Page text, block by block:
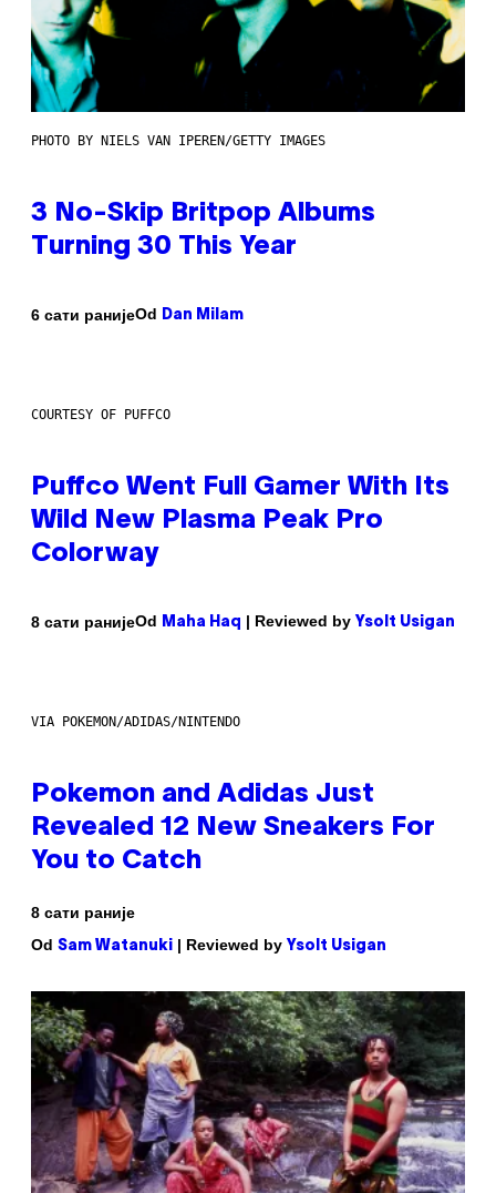
PHOTO BY NIELS VAN IPEREN/GETTY IMAGES
3 No-Skip Britpop Albums
Turning 30 This Year
6 сати ранијеOd Dan Milam
COURTESY OF PUFFCO
Puffco Went Full Gamer With Its
Wild New Plasma Peak Pro
Colorway
8 сати ранијеOd Maha Haq | Reviewed by Ysolt Usigan
VIA POKEMON/ADIDAS/NINTENDO
Pokemon and Adidas Just
Revealed 12 New Sneakers For
You to Catch
8 сати раније
Od Sam Watanuki | Reviewed by Ysolt Usigan